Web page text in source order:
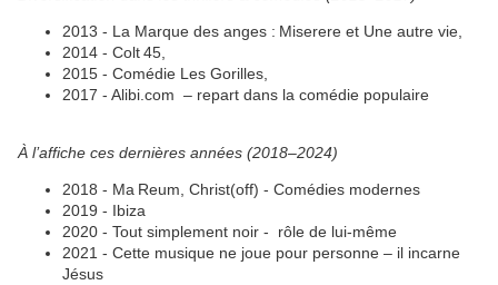
2013 - La Marque des anges : Miserere et Une autre vie,
2014 - Colt 45,
2015 - Comédie Les Gorilles,
2017 - Alibi.com – repart dans la comédie populaire
À l’affiche ces dernières années (2018–2024)
2018 - Ma Reum, Christ(off) - Comédies modernes
2019 - Ibiza
2020 - Tout simplement noir - rôle de lui-même
2021 - Cette musique ne joue pour personne – il incarne
Jésus